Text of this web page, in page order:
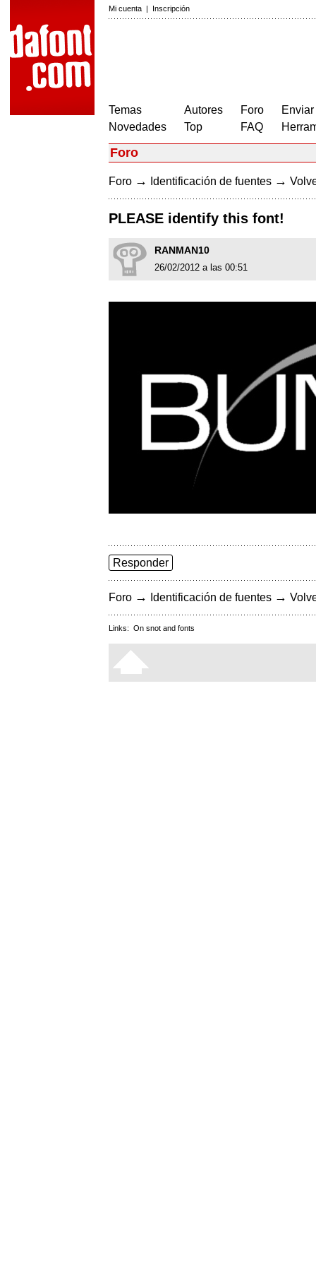
Mi cuenta | Inscripción
Temas
Novedades
Autores
Top
Foro
FAQ
Foro
Foro → Identificación de fuentes →
PLEASE identify this font!
RANMAN10
26/02/2012 a las 00:51
Responder
Foro → Identificación de fuentes →
Links: On snot and fonts